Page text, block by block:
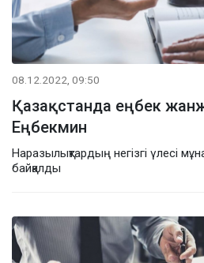
08.12.2022, 09:50
Қазақстанда еңбек
Еңбекмин
Наразылықтардың негізгі үлесі
байқалды